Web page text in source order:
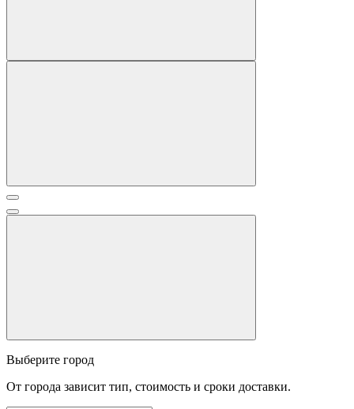
Выберите город
От города зависит тип, стоимость и сроки доставки.